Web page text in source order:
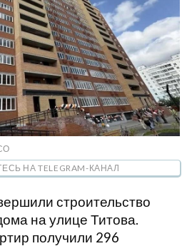
НА TELEGRAM-КАНАЛ
строительство
на улице Титова.
получили 296